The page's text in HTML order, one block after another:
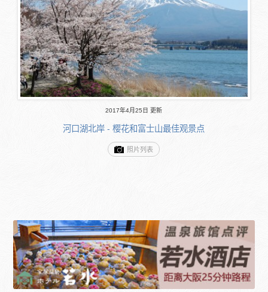
2017年4月25日 更新
河口湖北岸 - 樱花和富士山最佳观景点
照片列表